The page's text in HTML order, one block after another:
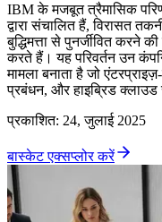
IBM के मजबूत त्रैमासिक
द्वारा संचालित हैं, विरासत
बुद्धिमत्ता से पुनर्जीवित करने
करते हैं। यह परिवर्तन उन
मामला बनाता है जो
प्रबंधन, और हाइब्रिड क्लाउड
प्रकाशित: 24, जुलाई 2025
बास्केट एक्सप्लोर करें